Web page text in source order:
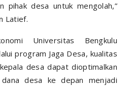
pihak desa untuk mengolah,”
Latief.
Universitas Bengkulu
program Jaga Desa, kualitas
desa dapat dioptimalkan
dana desa ke depan menjadi